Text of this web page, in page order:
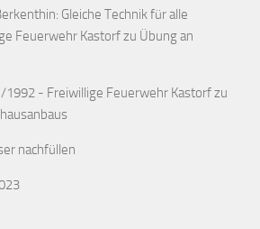
Gleiche Technik für alle
Feuerwehr Kastorfzu Übung an
1992 - Freiwillige Feuerwehr Kastorfzu
nachfüllen